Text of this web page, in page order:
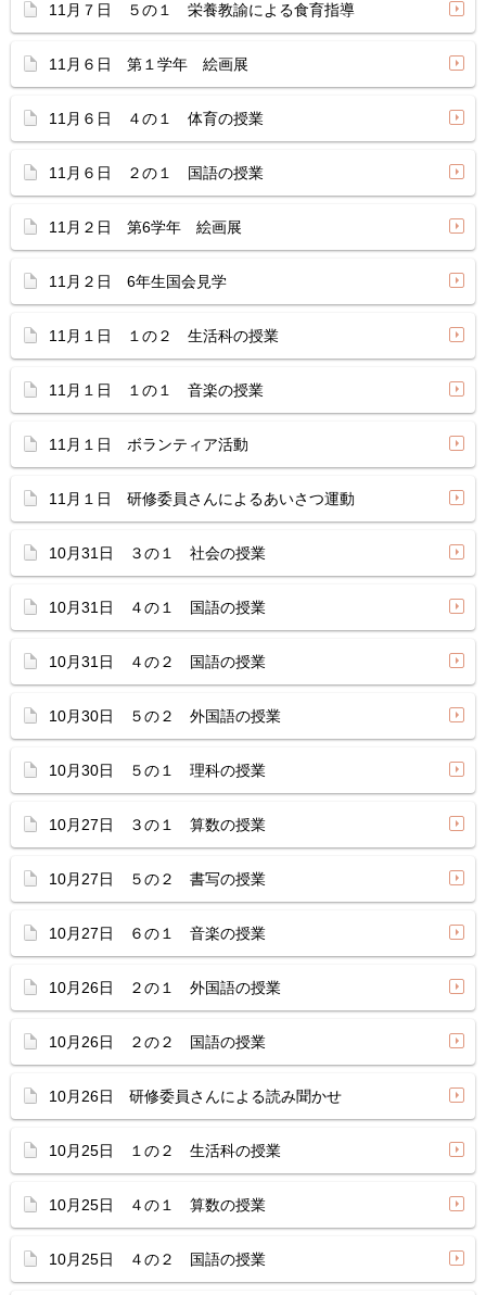
11月７日 ５の１ 栄養教諭による食育指導
11月６日 第１学年 絵画展
11月６日 ４の１ 体育の授業
11月６日 ２の１ 国語の授業
11月２日 第6学年 絵画展
11月２日 6年生国会見学
11月１日 １の２ 生活科の授業
11月１日 １の１ 音楽の授業
11月１日 ボランティア活動
11月１日 研修委員さんによるあいさつ運動
10月31日 ３の１ 社会の授業
10月31日 ４の１ 国語の授業
10月31日 ４の２ 国語の授業
10月30日 ５の２ 外国語の授業
10月30日 ５の１ 理科の授業
10月27日 ３の１ 算数の授業
10月27日 ５の２ 書写の授業
10月27日 ６の１ 音楽の授業
10月26日 ２の１ 外国語の授業
10月26日 ２の２ 国語の授業
10月26日 研修委員さんによる読み聞かせ
10月25日 １の２ 生活科の授業
10月25日 ４の１ 算数の授業
10月25日 ４の２ 国語の授業